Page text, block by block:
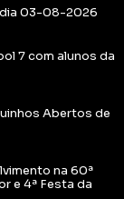
dia 03-08-2026
7 com alunos da
Abertos de
na 60ª
e 4ª Festa da